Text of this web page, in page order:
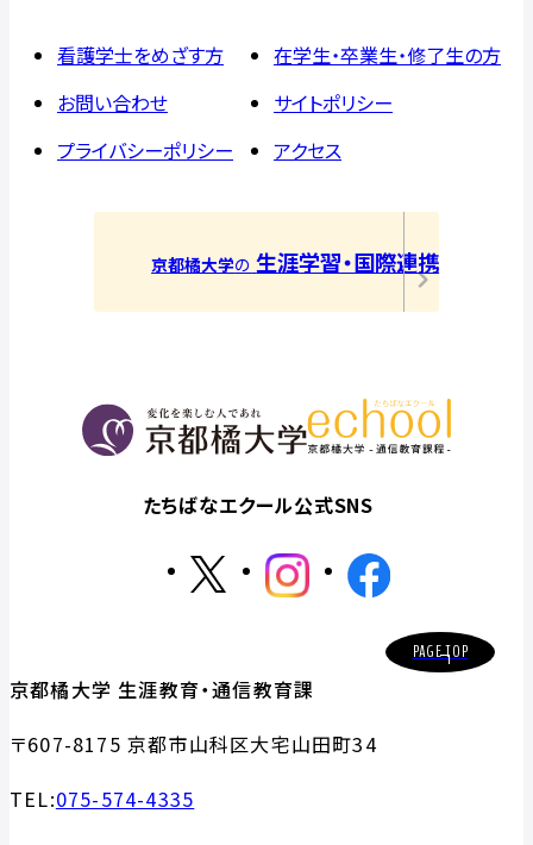
看護学士をめざす方
在学生・卒業生・修了生の方
お問い合わせ
サイトポリシー
プライバシーポリシー
アクセス
京都橘大学の 生涯学習・国際連携
たちばなエクール公式SNS
京都橘大学 生涯教育・通信教育課
〒607-8175 京都市山科区大宅山田町34
TEL:075-574-4335
PAGE TOP